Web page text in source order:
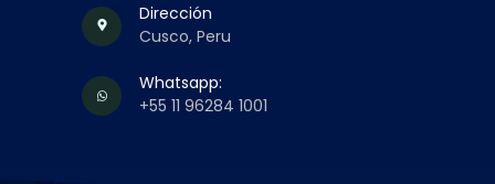
Dirección
Cusco, Peru
Whatsapp:
+55 11 96284 1001